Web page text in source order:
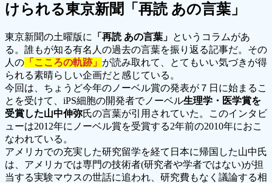
けられる東京新聞「再読 あの言葉」
東京新聞の土曜版に 「再読 あの言葉」 というコラムがあ
る。誰もが知る有名人の過去の言葉を振り返る記事だ。その
人の 「こころの軌跡」 が読み取れて、とてもいい気づきが得
られる素晴らしい企画だと感じている。
今回は、ちょうど今年のノーベル賞の発表が７日に始まるこ
とを受けて、iPS細胞の開発者でノーベル生理学・医学賞を
受賞した山中伸弥氏の言葉が引用されていた。このインタビ
ューは2012年にノーベル賞を受賞する2年前の2010年におこ
なわれている。
アメリカでの充実した研究留学を経て日本に帰国した山中氏
は、アメリカでは専門の技術者(研究者や学者ではない)が担
当する実験マウスの世話に追われ、研究費もなく議論する相